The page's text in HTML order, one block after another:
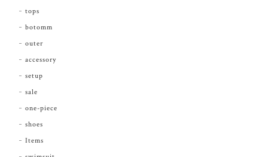
tops
botomm
outer
accessory
setup
sale
one-piece
shoes
Items